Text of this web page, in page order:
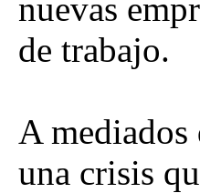
nuevas
de trabajo.
A
una crisis